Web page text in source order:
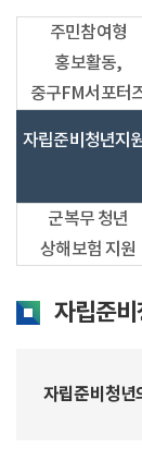
주민참여형
홍보활동,
중구FM서포터
자립준비청년지
군복무 청년
상해보험 지원
자립준
자립준비청년